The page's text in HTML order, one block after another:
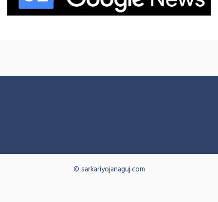
© sarkariyojanaguj.com